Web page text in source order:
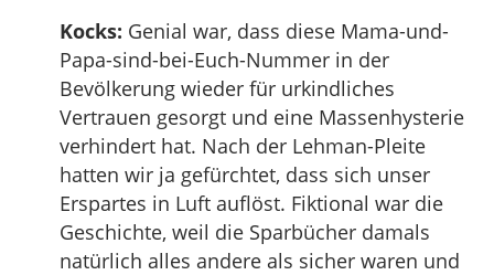
Kocks: Genial war, dass diese Mama-und-
Papa-sind-bei-Euch-Nummer in der
Bevölkerung wieder für urkindliches
Vertrauen gesorgt und eine Massenhysterie
verhindert hat. Nach der Lehman-Pleite
hatten wir ja gefürchtet, dass sich unser
Erspartes in Luft auflöst. Fiktional war die
Geschichte, weil die Sparbücher damals
natürlich alles andere als sicher waren und